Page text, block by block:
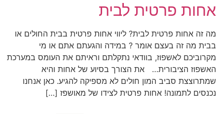
אחות פרטית לבית
מה זה אחות פרטית לבית? ליווי אחות פרטית בבית החולים או
בבית מה זה בעצם אומר ? במידה והגעתם אתם או מי
מקרוביכם לאשפוז, בוודאי נתקלתם וראיתם את העומס במערכת
האשפוז הציבורית… את הצורך בסיוע של אחות והיא
שמתרוצצת סביב המון חולים לא מספיקה להגיע. כאן אנחנו
נכנסים לתמונה! אחות פרטית לצידו של מאושפז […]